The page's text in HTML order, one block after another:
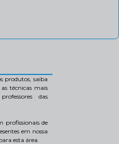
produtos, saiba
técnicas mais
das
profissionais de
em nossa
esta área.